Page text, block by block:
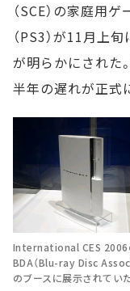
（SCE）の家庭用
（PS3）が11月上
が明らかにされた
半年の遅れが正式
International CES 2006
BDA（Blu-ray Disc
のブースに展示されてい